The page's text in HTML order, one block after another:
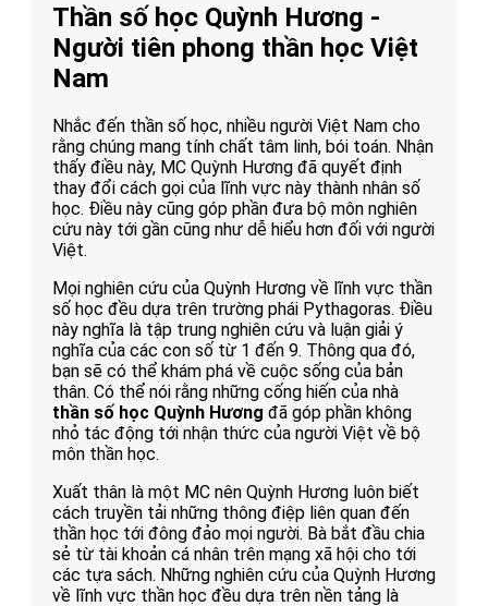
Thần số học Quỳnh Hương -
Người tiên phong thần học Việt
Nam
Nhắc đến thần số học, nhiều người Việt Nam cho
rằng chúng mang tính chất tâm linh, bói toán. Nhận
thấy điều này, MC Quỳnh Hương đã quyết định
thay đổi cách gọi của lĩnh vực này thành nhân số
học. Điều này cũng góp phần đưa bộ môn nghiên
cứu này tới gần cũng như dễ hiểu hơn đối với người
Việt.
Mọi nghiên cứu của Quỳnh Hương về lĩnh vực thần
số học đều dựa trên trường phái Pythagoras. Điều
này nghĩa là tập trung nghiên cứu và luận giải ý
nghĩa của các con số từ 1 đến 9. Thông qua đó,
bạn sẽ có thể khám phá về cuộc sống của bản
thân. Có thể nói rằng những cống hiến của nhà
thần số học Quỳnh Hương đã góp phần không
nhỏ tác động tới nhận thức của người Việt về bộ
môn thần học.
Xuất thân là một MC nên Quỳnh Hương luôn biết
cách truyền tải những thông điệp liên quan đến
thần học tới đông đảo mọi người. Bà bắt đầu chia
sẻ từ tài khoản cá nhân trên mạng xã hội cho tới
các tựa sách. Những nghiên cứu của Quỳnh Hương
về lĩnh vực thần học đều dựa trên nền tảng là